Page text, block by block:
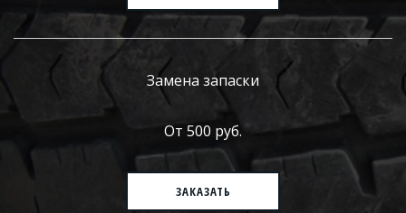
Замена запаски
От 500 руб.
ЗАКАЗАТЬ